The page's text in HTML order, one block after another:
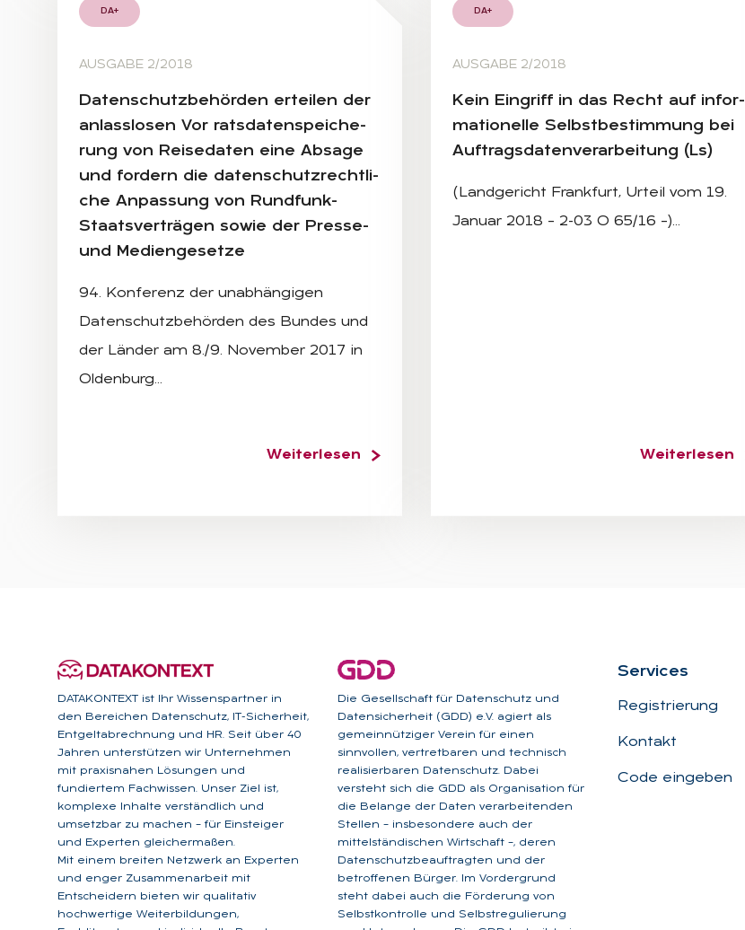
DA+
AUSGABE 2/2018
Da­ten­schutz­be­hör­den er­tei­len der
an­lass­lo­sen Vor rats­da­ten­spei­che­
rung von Rei­se­da­ten eine Ab­sa­ge
und for­dern die da­ten­schutz­recht­li­
che An­pas­sung von Rund­funk-
Staats­ver­trä­gen so­wie der Pres­se-
und Me­di­en­ge­set­ze
94. Konferenz der unabhängigen
Datenschutzbehörden des Bundes und
der Länder am 8./9. November 2017 in
Oldenburg…
Weiterlesen
DA+
AUSGABE 2/2018
Kein Ein­griff in das Recht auf in­for­
ma­tio­nel­le Selbst­be­stim­mung bei
Auf­trags­da­ten­ver­ar­bei­tung (Ls)
(Landgericht Frankfurt, Urteil vom 19.
Januar 2018 – 2-03 O 65/16 –)…
Weiterlesen
DATAKONTEXT ist Ihr Wissenspartner in
den Bereichen Datenschutz, IT-Sicherheit,
Entgeltabrechnung und HR. Seit über 40
Jahren unterstützen wir Unternehmen
mit praxisnahen Lösungen und
fundiertem Fachwissen. Unser Ziel ist,
komplexe Inhalte verständlich und
umsetzbar zu machen – für Einsteiger
und Experten gleichermaßen.
Mit einem breiten Netzwerk an Experten
und enger Zusammenarbeit mit
Entscheidern bieten wir qualitativ
hochwertige Weiterbildungen,
Die Gesellschaft für Datenschutz und
Datensicherheit (GDD) e.V. agiert als
gemeinnütziger Verein für einen
sinnvollen, vertretbaren und technisch
realisierbaren Datenschutz. Dabei
versteht sich die GDD als Organisation für
die Belange der Daten verarbeitenden
Stellen – insbesondere auch der
mittelständischen Wirtschaft –, deren
Datenschutzbeauftragten und der
betroffenen Bürger. Im Vordergrund
steht dabei auch die Förderung von
Selbstkontrolle und Selbstregulierung
Ser­vices
Registrierung
Kontakt
Code eingeben